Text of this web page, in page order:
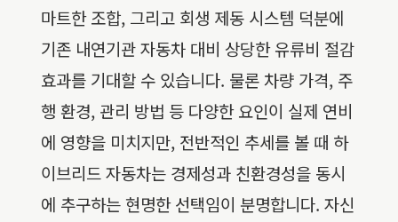
마트한 조합, 그리고 회생 제동 시스템 덕분에
기존 내연기관 자동차 대비 상당한 유류비 절감
효과를 기대할 수 있습니다. 물론 차량 가격, 주
행 환경, 관리 방법 등 다양한 요인이 실제 연비
에 영향을 미치지만, 전반적인 추세를 볼 때 하
이브리드 자동차는 경제성과 친환경성을 동시
에 추구하는 현명한 선택임이 분명합니다. 자신